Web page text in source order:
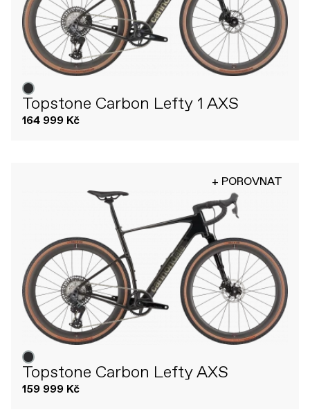
Topstone Carbon Lefty 1 AXS
164 999 Kč
+ POROVNAT
Topstone Carbon Lefty AXS
159 999 Kč